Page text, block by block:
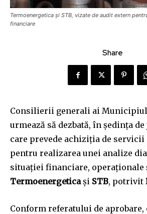
Termoenergetica și STB, vizate de audit extern
financiare
Share
Consilierii generali ai
urmează să dezbată, în ședința
care prevede achiziția de servicii
pentru realizarea unei analize
situației financiare, operaționale
Termoenergeticași STB, potrivit
Conform referatului de aprobare,